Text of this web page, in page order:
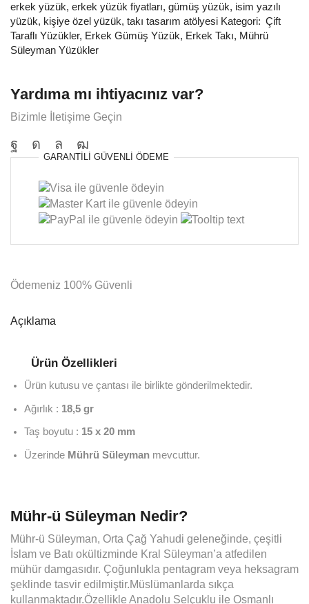
erkek yüzük, erkek yüzük fiyatları, gümüş yüzük, isim yazılı
yüzük, kişiye özel yüzük, takı tasarım atölyesi Kategori: Çift
Taraflı Yüzükler, Erkek Gümüş Yüzük, Erkek Takı, Mührü
Süleyman Yüzükler
Yardıma mı ihtiyacınız var?
Bizimle İletişime Geçin
GARANTILI GÜVENLI ÖDEME
Ödemeniz 100% Güvenli
Açıklama
Ürün Özellikleri
Ürün kutusu ve çantası ile birlikte gönderilmektedir.
Ağırlık : 18,5 gr
Taş boyutu : 15 x 20 mm
Üzerinde Mührü Süleyman mevcuttur.
Mühr-ü Süleyman Nedir?
Mühr-ü Süleyman, Orta Çağ Yahudi geleneğinde, çeşitli
İslam ve Batı okültizminde Kral Süleyman’a atfedilen
mühür damgasıdır. Çoğunlukla pentagram veya heksagram
şeklinde tasvir edilmiştir.Müslümanlarda sıkça
kullanmaktadır.Özellikle Anadolu Selçuklu ile Osmanlı